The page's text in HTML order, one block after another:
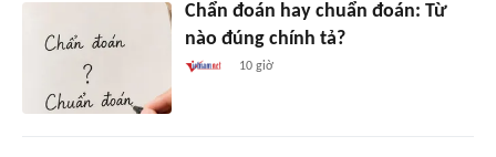
Chẩn đoán hay chuẩn đoán: Từ
nào đúng chính tả?
10 giờ